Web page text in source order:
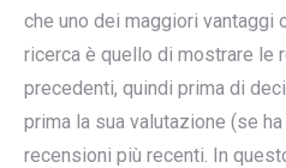
che uno dei maggiori
ricerca è quello di mostrare le
precedenti, quindi prima di
prima la sua valutazione (se
recensioni più recenti. In